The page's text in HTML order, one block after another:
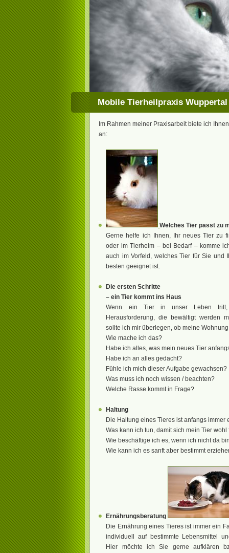
Mobile Tierheilpraxis Wuppertal
Im Rahmen meiner Praxisarbeit biete ich
an:
Welches Tier passt zu
Gerne helfe ich Ihnen, Ihr neues Tier zu
oder im Tierheim – bei Bedarf – komme
auch im Vorfeld, welches Tier für Sie und
besten geeignet ist.
Die ersten Schritte
– ein Tier kommt ins Haus
Wenn ein Tier in unser Leben
Herausforderung, die bewältigt werden
sollte ich mir überlegen, ob meine
Wie mache ich das?
Habe ich alles, was mein neues Tier
Habe ich an alles gedacht?
Fühle ich mich dieser Aufgabe gewachsen?
Was muss ich noch wissen / beachten?
Welche Rasse kommt in Frage?
Haltung
Die Haltung eines Tieres ist anfangs immer
Was kann ich tun, damit sich mein Tier wohl
Wie beschäftige ich es, wenn ich nicht da
Wie kann ich es sanft aber bestimmt
Ernährungsberatung
Die Ernährung eines Tieres ist immer ein
individuell auf bestimmte Lebensmittel
Hier möchte ich Sie gerne aufklären